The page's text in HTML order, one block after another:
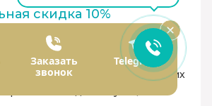
скидка 10%
служащим
обороны
только на действующих
наличии действующего
Заказать
звонок
Telegram